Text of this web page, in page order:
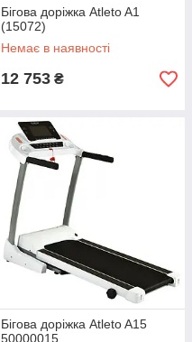
Бігова доріжка Atleto A1
(15072)
Немає в наявності
12 753 ₴
Бігова доріжка Atleto A15
50000015